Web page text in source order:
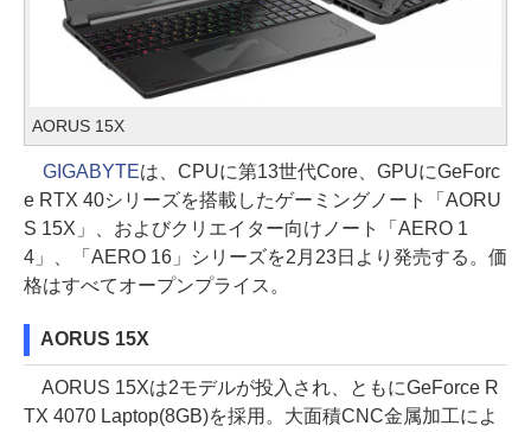
AORUS 15X
GIGABYTEは、CPUに第13世代Core、GPUにGeForc
e RTX 40シリーズを搭載したゲーミングノート「AORU
S 15X」、およびクリエイター向けノート「AERO 1
4」、「AERO 16」シリーズを2月23日より発売する。価
格はすべてオープンプライス。
AORUS 15X
AORUS 15Xは2モデルが投入され、ともにGeForce R
TX 4070 Laptop(8GB)を採用。大面積CNC金属加工によ